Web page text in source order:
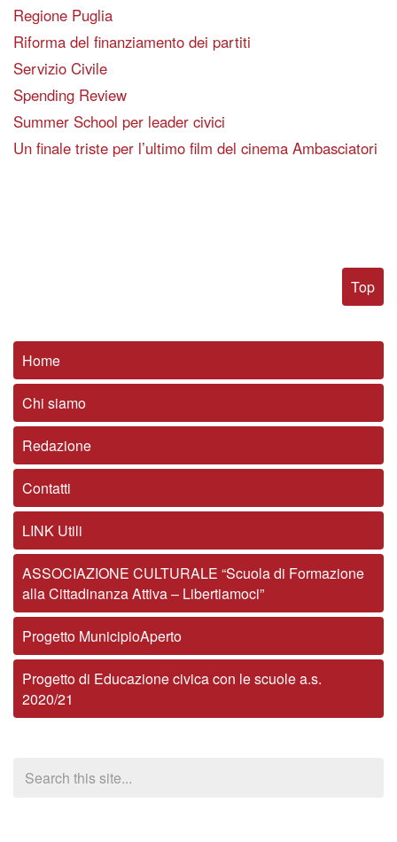
Regione Puglia
Riforma del finanziamento dei partiti
Servizio Civile
Spending Review
Summer School per leader civici
Un finale triste per l’ultimo film del cinema Ambasciatori
Top
Home
Chi siamo
Redazione
Contatti
LINK Utili
ASSOCIAZIONE CULTURALE “Scuola di Formazione
alla Cittadinanza Attiva – Libertiamoci”
Progetto MunicipioAperto
Progetto di Educazione civica con le scuole a.s.
2020/21